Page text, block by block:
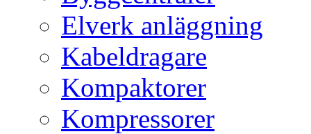
Elverk anläggning
Kabeldragare
Kompaktorer
Kompressorer